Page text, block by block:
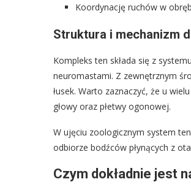
Koordynację ruchów w
Struktura i mechanizm
Kompleks ten składa się z
neuromastami. Z zewnętrznym
łusek. Warto zaznaczyć, że u
głowy oraz płetwy ogonowej.
W ujęciu zoologicznym system
odbiorze bodźców płynących z
Czym dokładnie jest